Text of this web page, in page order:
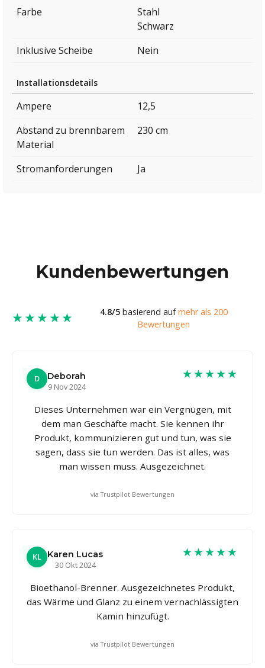
Farbe
Stahl
Schwarz
Inklusive Scheibe
Nein
Installationsdetails
Ampere
12,5
Abstand zu brennbarem
Material
230 cm
Stromanforderungen Ja
Kundenbewertungen
★★★★★ 4.8/5basierend aufmehr als 200
Bewertungen
D
Deborah
9 Nov 2024
★★★★★
Dieses Unternehmen war ein Vergnügen, mit
dem man Geschäfte macht. Sie kennen ihr
Produkt, kommunizieren gut und tun, was sie
sagen, dass sie tun werden. Das ist alles, was
man wissen muss. Ausgezeichnet.
via Trustpilot Bewertungen
KL
Karen Lucas
30 Okt 2024
★★★★★
Bioethanol-Brenner. Ausgezeichnetes Produkt,
das Wärme und Glanz zu einem vernachlässigten
Kamin hinzufügt.
via Trustpilot Bewertungen